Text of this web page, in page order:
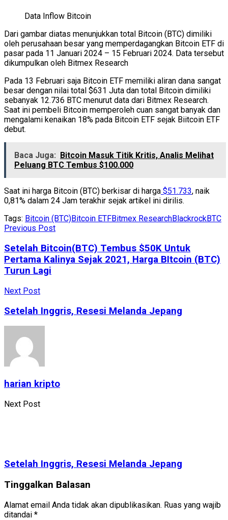
Data Inflow Bitcoin
Dari gambar diatas menunjukkan total Bitcoin (BTC) dimiliki
oleh perusahaan besar yang memperdagangkan Bitcoin ETF di
pasar pada 11 Januari 2024 – 15 Februari 2024. Data tersebut
dikumpulkan oleh Bitmex Research
Pada 13 Februari saja Bitcoin ETF memiliki aliran dana sangat
besar dengan nilai total $631 Juta dan total Bitcoin dimiliki
sebanyak 12.736 BTC menurut data dari Bitmex Research.
Saat ini pembeli Bitcoin memperoleh cuan sangat banyak dan
mengalami kenaikan 18% pada Bitcoin ETF sejak Biitcoin ETF
debut.
Baca Juga:
Bitcoin Masuk Titik Kritis, Analis Melihat
Peluang BTC Tembus $100.000
Saat ini harga Bitcoin (BTC) berkisar di harga $51.733, naik
0,81% dalam 24 Jam terakhir sejak artikel ini dirilis.
Tags: Bitcoin (BTC)Bitcoin ETFBitmex ResearchBlackrockBTC
Previous Post
Setelah Bitcoin(BTC) Tembus $50K Untuk
Pertama Kalinya Sejak 2021, Harga BItcoin (BTC)
Turun Lagi
Next Post
Setelah Inggris, Resesi Melanda Jepang
harian kripto
Next Post
Setelah Inggris, Resesi Melanda Jepang
Tinggalkan Balasan
Alamat email Anda tidak akan dipublikasikan. Ruas yang wajib
ditandai *